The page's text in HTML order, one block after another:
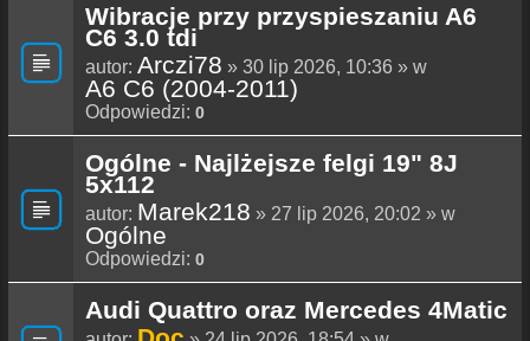
Wibracje przy przyspieszaniu A6
C6 3.0 tdi
autor: Arczi78 » 30 lip 2026, 10:36 » w
A6 C6 (2004-2011)
Odpowiedzi: 0
Ogólne - Najlżejsze felgi 19" 8J
5x112
autor: Marek218 » 27 lip 2026, 20:02 » w
Ogólne
Odpowiedzi: 0
Audi Quattro oraz Mercedes 4Matic